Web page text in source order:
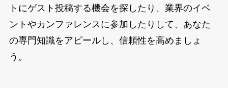
トにゲスト投稿する機会を探したり、業界のイベ
ントやカンファレンスに参加したりして、あなた
の専門知識をアピールし、信頼性を高めましょ
う。